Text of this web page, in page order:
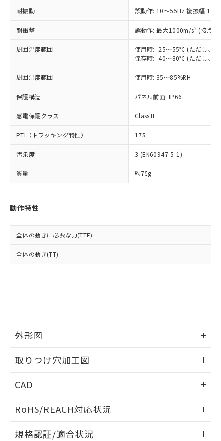
耐振動 誤動作: 10～55Hz 複振幅
耐衝撃 誤動作: 最大1000m/s2 (接点
周囲温度範囲
使用時: -25～55℃ (ただし、氷
保存時: -40～80℃ (ただし、氷
周囲湿度範囲 使用時: 35～85%RH
保護構造 パネル前面: IP66
感電保護クラス Class II
PTI（トラッキング特性） 175
汚染度 3 (EN60947-5-1)
質量 約75g
動作特性
全体の動きに必要な力(TTF)
全体の動き(TT)
外形図
取りつけ穴加工図
CAD
ドすることができます。
RoHS/REACH対応状況
規格認証/適合状況
記載している更新日時点での社内デー
タに基づき作成されるものであり、閲
覧された時点での実際の在庫および標
準価格とは異なる場合があることをご
正式な納期状況および標準価格はお客
様のお取引先、またはお客様担当のオ
ムロン制御機器販売店・当社販売員に
オムロン制御機器販売店や当社販売拠
販売ネットワーク
」をご確認
ください。
在庫状況および標準価格結果を当社の
事前の承諾なく第三者に漏洩または開
示しないようお願いします。
マイパーツ機能（部品リスト作成サー
ビス）をご利用いただくには、I-Web
メンバーズにご登録されている必要が
および当社の共同利用者が、当社の製
品・サービスに関するお客様との取
をご了承ください。
※当社の共同利用者とは、"個人情報
鉛(Pb) 1000ppm以下、 水銀(Hg) 1000ppm以下、 カド
六価クロム(Cr(Ⅵ)) 1000ppm以下、ポリ臭化ビフェニル
類(PBB) 1000ppm以下、ポリ臭化ジフェニルエーテル類
(PBDE) 1000ppm以下、フタル酸ビス(2-エチルヘキシ
ル) (DEHP)(別名：DOP) 1000ppm以下、フタル酸ブチ
ルベンジル（BBP） 1000ppm以下、フタル酸ジブチル
（DBP） 1000ppm以下、フタル酸ジイソブチル
(DIBP) 1000ppm以下
但し、RoHS指令で産業用監視および制御機器に対する
適用除外項目は除く。
フタル酸エステル類の４物質については閾値を超える意
図的な使用がないことを確認しています。
※2 対応予定月
部品在庫の切り替え状況などにより、予定
月が前後することがあります。
下記の非含有証明書をダウンロードするこ
とができます。
EU RoHS指令（10物質）の非含有証明書
物質の対応では、対応完了までの期間は出
荷製品に未対応品が混在することから備考
既に当社にて対応品への在庫切替を完了
していることから、特段のことがない限
り、2022年1月12日より割愛しておりま
*中国RoHS10物質の基準値 (GB/T26572)：
Pb(鉛) :1000ppm、 Hg(水銀) : 1000ppm、 Cd(カドミウ
Cr(Ⅵ)(六価クロム) : 1000ppm、 PBBs(ポリ臭化ビフェ
ニル類) : 1000ppm、 PBDEs(ポリ臭化ジフェニルエーテ
ル) : 1000ppm、
DEHP(フタル酸ビス(2-エチルヘキシル)) : 1000ppm
※2 環境保護使用期限
「ｅ」：有害物質（10物質）のすべてが基
準値以下であることを示します。
「10」：通常の使用状況下において有害物
質が外部に漏えいし、環境に深刻な影響を
及ぼさない年数を意味します。
（以下｢規制貨物等」という）を輸出
または国外への提供する場合は、日本
国政府の輸出許可(または役務取引許
可)を取得するなどの必要な手続きを
当社は規制貨物を破棄する場合は、完
全に破砕するなど、違法に輸出されな
いよう必要な手段を講じます。
当社は貴社製品を、核兵器、ミサイ
ル、化学兵器、生物兵器またはその他
武器並びにこれらの製造装置等に一切
使用いたしません。
当社は、貴社製品を第三者に販売する
場合は、上記1、2および3の内容を当
該第三者に通知します。また当社は、
販売先および販売に係わる関係者が違
法に輸出するおそれがある場合は、取
り引きをいたしません。
○ 一定数以上の在庫あり
△ 一定数には満たないが在庫あり
在庫なし(最新の在庫状況につ
いては、お客様のお取引先、ま
たはお客様担当のオムロン制御
機器販売店・当社販売員にご確
認ください)
受注生産機種、また在庫状況の
情報を公開していない機種